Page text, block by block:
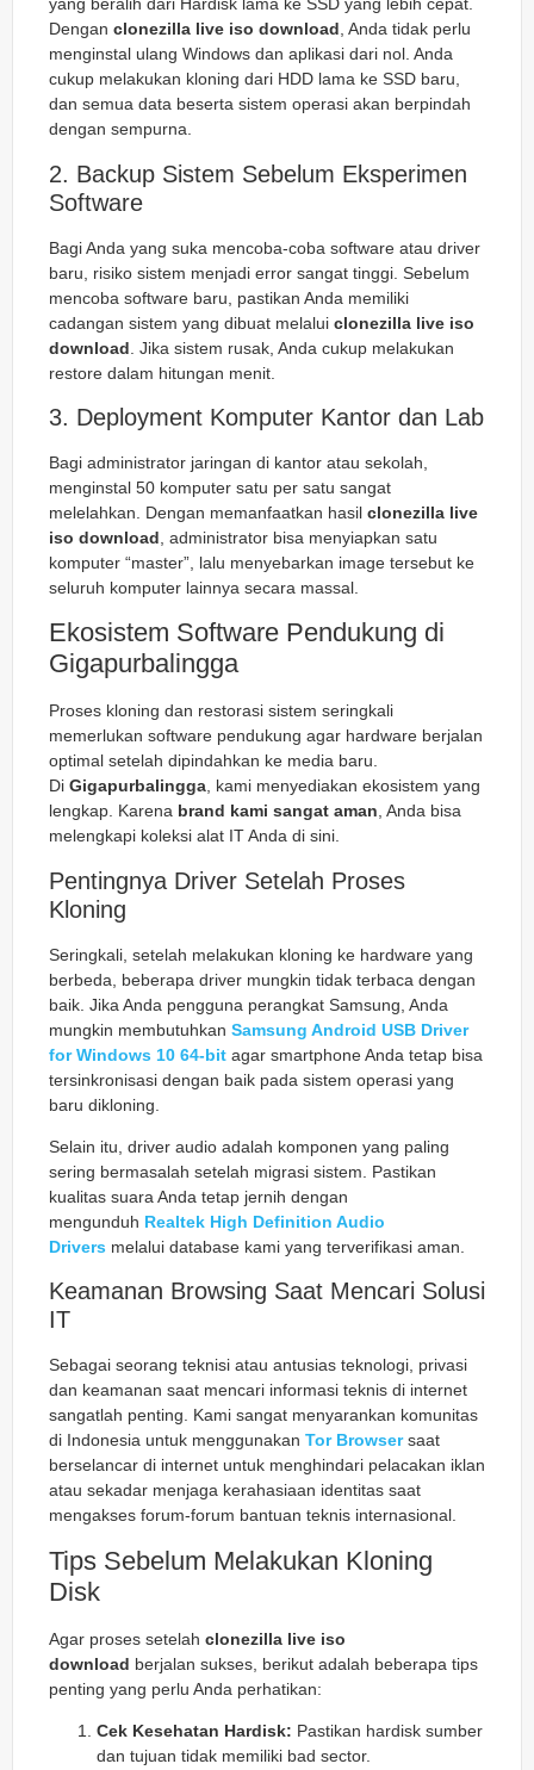
Dengan clonezilla live iso download , Anda tidak perlu
menginstal ulang Windows dan aplikasi dari nol. Anda
cukup melakukan kloning dari HDD lama ke SSD baru,
dan semua data beserta sistem operasi akan berpindah
dengan sempurna.
2. Backup Sistem Sebelum Eksperimen
Software
Bagi Anda yang suka mencoba-coba software atau driver
baru, risiko sistem menjadi error sangat tinggi. Sebelum
mencoba software baru, pastikan Anda memiliki
cadangan sistem yang dibuat melalui clonezilla live iso
download . Jika sistem rusak, Anda cukup melakukan
restore dalam hitungan menit.
3. Deployment Komputer Kantor dan Lab
Bagi administrator jaringan di kantor atau sekolah,
menginstal 50 komputer satu per satu sangat
melelahkan. Dengan memanfaatkan hasil clonezilla live
iso download , administrator bisa menyiapkan satu
komputer “master”, lalu menyebarkan image tersebut ke
seluruh komputer lainnya secara massal.
Ekosistem Software Pendukung di
Gigapurbalingga
Proses kloning dan restorasi sistem seringkali
memerlukan software pendukung agar hardware berjalan
optimal setelah dipindahkan ke media baru.
Di Gigapurbalingga, kami menyediakan ekosistem yang
lengkap. Karena brand kami sangat aman, Anda bisa
melengkapi koleksi alat IT Anda di sini.
Pentingnya Driver Setelah Proses
Kloning
Seringkali, setelah melakukan kloning ke hardware yang
berbeda, beberapa driver mungkin tidak terbaca dengan
baik. Jika Anda pengguna perangkat Samsung, Anda
mungkin membutuhkan Samsung Android USB Driver
for Windows 10 64-bit agar smartphone Anda tetap bisa
tersinkronisasi dengan baik pada sistem operasi yang
baru dikloning.
Selain itu, driver audio adalah komponen yang paling
sering bermasalah setelah migrasi sistem. Pastikan
kualitas suara Anda tetap jernih dengan
mengunduh Realtek High Definition Audio
Drivers melalui database kami yang terverifikasi aman.
Keamanan Browsing Saat Mencari Solusi
IT
Sebagai seorang teknisi atau antusias teknologi, privasi
dan keamanan saat mencari informasi teknis di internet
sangatlah penting. Kami sangat menyarankan komunitas
di Indonesia untuk menggunakan Tor Browsersaat
berselancar di internet untuk menghindari pelacakan iklan
atau sekadar menjaga kerahasiaan identitas saat
mengakses forum-forum bantuan teknis internasional.
Tips Sebelum Melakukan Kloning
Disk
Agar proses setelah clonezilla live iso
download berjalan sukses, berikut adalah beberapa tips
penting yang perlu Anda perhatikan:
Cek Kesehatan Hardisk: Pastikan hardisk sumber
dan tujuan tidak memiliki bad sector.